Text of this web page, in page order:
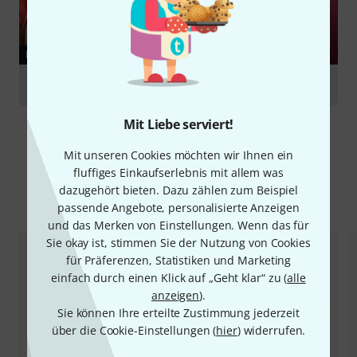
Mit Liebe serviert!
Mit unseren Cookies möchten wir Ihnen ein
fluffiges Einkaufserlebnis mit allem was
dazugehört bieten. Dazu zählen zum Beispiel
passende Angebote, personalisierte Anzeigen
und das Merken von Einstellungen. Wenn das für
Sie okay ist, stimmen Sie der Nutzung von Cookies
für Präferenzen, Statistiken und Marketing
einfach durch einen Klick auf „Geht klar“ zu (alle
anzeigen).
Sie können Ihre erteilte Zustimmung jederzeit
über die Cookie-Einstellungen (hier) widerrufen.
RATGEBER
Alternativen vergleichen